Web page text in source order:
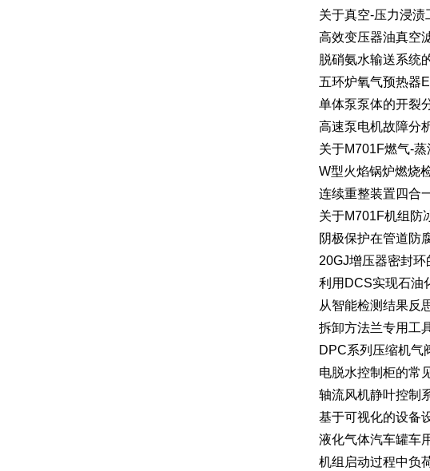
关于真空-压力浸
高效变压器油真空
脱硝氨水输送系统
五环炉氧气预热器
单体泵泵体的开裂
高速泵电机故障分
关于M701F燃气-
W型火焰锅炉燃烧
连续重整装置四合
关于M701F机组防
阴极保护在管道防
20GJ增压器密封
利用DCS实现石油
从智能检测结果反
拆卸方法兰专用工
DPC系列压缩机气
电脱水控制柜的常
轴流风机静叶控制
基于可视化的设备
液化气体汽车罐车
机组启动过程中负